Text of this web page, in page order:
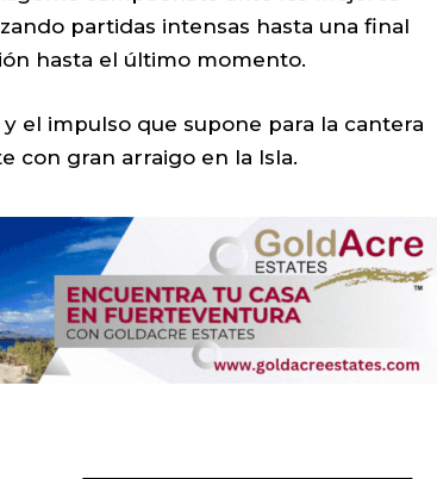
partidas intensas hasta una final
hasta el último momento.
el impulso que supone para la cantera
con gran arraigo en la Isla.